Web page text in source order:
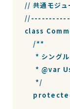
// 共通モジュ
class
    /**
* シング
*
     */